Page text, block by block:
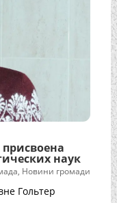
наук
, Новини громади
Гольтер